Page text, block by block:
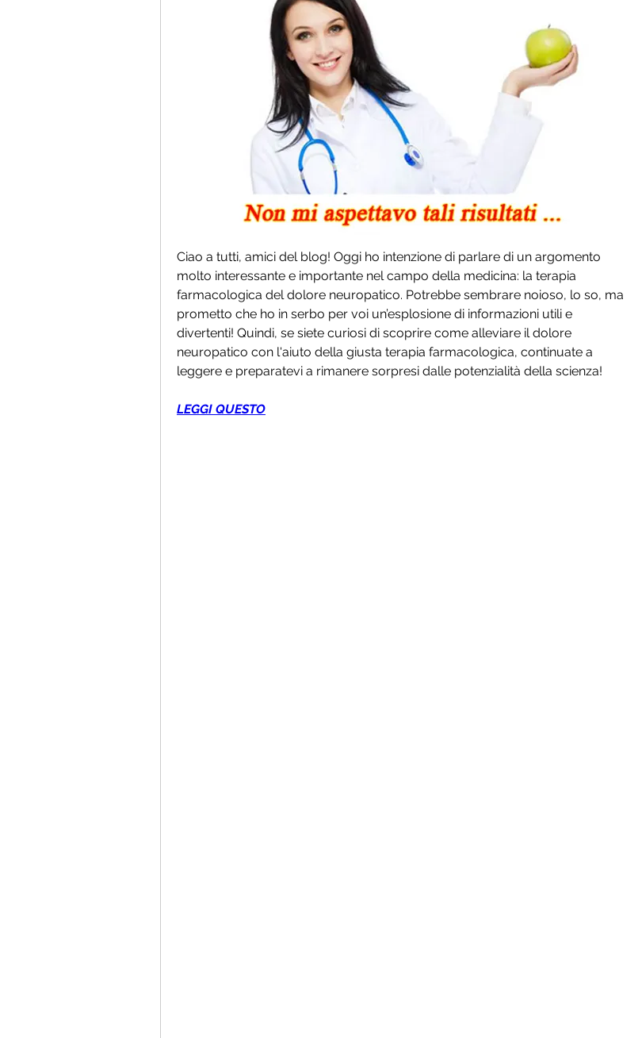
Ciao a tutti, amici del blog! Oggi ho intenzione di parlare di un argomento
molto interessante e importante nel campo della medicina: la terapia
farmacologica del dolore neuropatico. Potrebbe sembrare noioso, lo so, ma
prometto che ho in serbo per voi un’esplosione di informazioni utili e
divertenti! Quindi, se siete curiosi di scoprire come alleviare il dolore
neuropatico con l'aiuto della giusta terapia farmacologica, continuate a
leggere e preparatevi a rimanere sorpresi dalle potenzialità della scienza!
LEGGI QUESTO